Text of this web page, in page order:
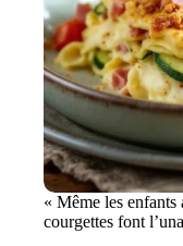
« Même les enfants
courgettes font